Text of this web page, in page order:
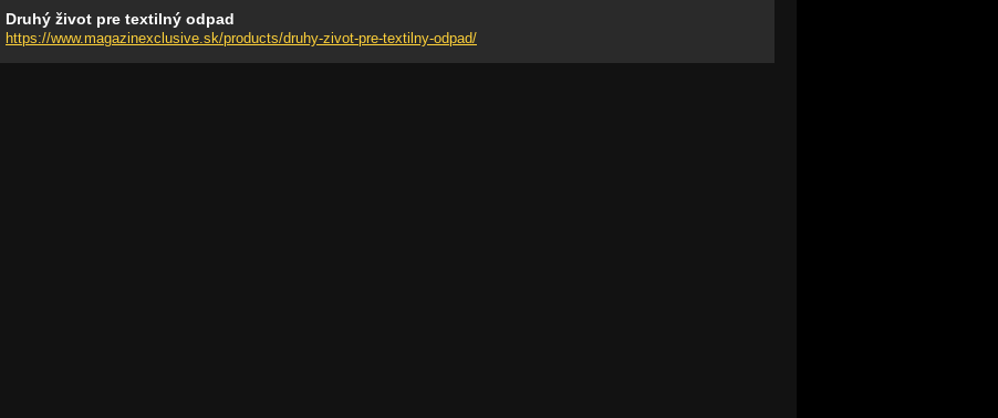
Druhý život pre textilný odpad
https://www.magazinexclusive.sk/products/druhy-zivot-pre-textilny-odpad/